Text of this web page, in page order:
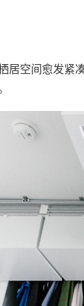
居空间愈发紧